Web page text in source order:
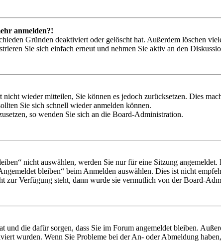
anmelden?!
Gründen deaktiviert oder gelöscht hat. Außerdem löschen
Sie sich einfach erneut und nehmen Sie aktiv an den
wieder mitteilen, Sie können es jedoch zurücksetzen. Dies
Sie sich schnell wieder anmelden können.
so wenden Sie sich an die Board-Administration.
nicht auswählen, werden Sie nur für eine Sitzung
bleiben“ beim Anmelden auswählen. Dies ist nicht
zur Verfügung steht, dann wurde sie vermutlich von der Board-
die dafür sorgen, dass Sie im Forum angemeldet bleiben.
wurden. Wenn Sie Probleme bei der An- oder Abmeldung